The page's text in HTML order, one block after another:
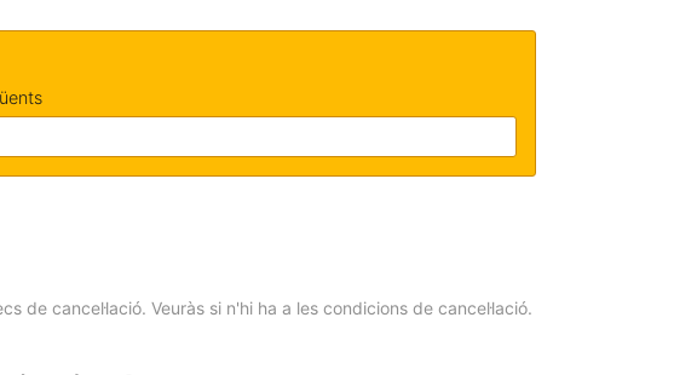
de cancel·lació. Veuràs si n'hi ha a les condicions de cancel·lació.